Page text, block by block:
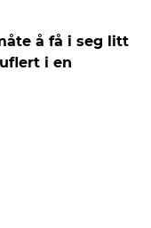
å få i seg litt
i en